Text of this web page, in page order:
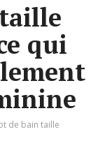
qui
de bain taille